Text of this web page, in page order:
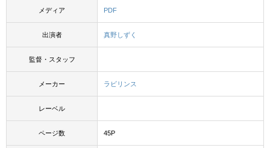
メディア PDF
出演者 真野しずく
監督・スタッフ
メーカー ラビリンス
レーベル
ページ数 45P